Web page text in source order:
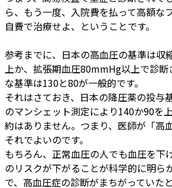
ら、もう一度、入院費を払って高額な
自費で治療せよ、ということです。
参考までに、日本の高血圧の基準は収
上か、拡張期血圧80mmHg以上で診断
な基準は130と80が一般的です。
それはさておき、日本の降圧薬の投与
のマンシェット測定により140か90を
約はありません。つまり、医師が「高
それでよいのです。
もちろん、正常血圧の人でも血圧を下
のリスクが下がることが科学的に明ら
で、高血圧症の診断がまちがっていた